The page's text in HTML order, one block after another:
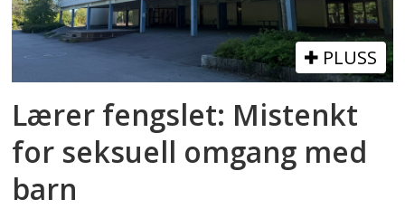
PLUSS
Lærer fengslet: Mistenkt
for seksuell omgang med
barn